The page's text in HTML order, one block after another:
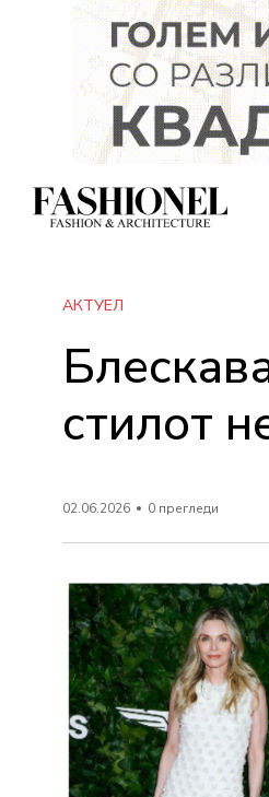
АКТУЕЛ
стилот
02.06.2026 0 прегледи